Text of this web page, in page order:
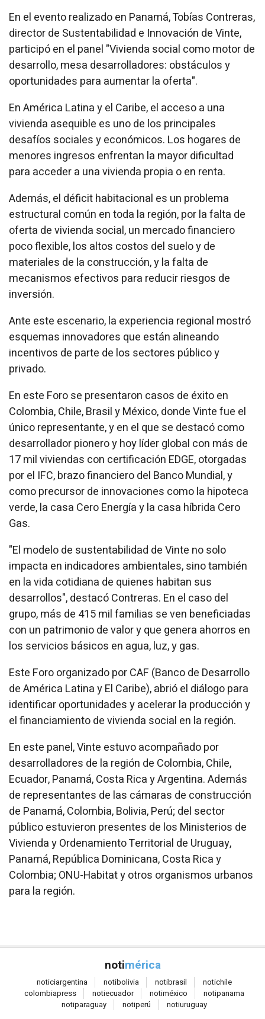
En el evento realizado en Panamá, Tobías Contreras,
director de Sustentabilidad e Innovación de Vinte,
participó en el panel "Vivienda social como motor de
desarrollo, mesa desarrolladores: obstáculos y
oportunidades para aumentar la oferta".
En América Latina y el Caribe, el acceso a una
vivienda asequible es uno de los principales
desafíos sociales y económicos. Los hogares de
menores ingresos enfrentan la mayor dificultad
para acceder a una vivienda propia o en renta.
Además, el déficit habitacional es un problema
estructural común en toda la región, por la falta de
oferta de vivienda social, un mercado financiero
poco flexible, los altos costos del suelo y de
materiales de la construcción, y la falta de
mecanismos efectivos para reducir riesgos de
inversión.
Ante este escenario, la experiencia regional mostró
esquemas innovadores que están alineando
incentivos de parte de los sectores público y
privado.
En este Foro se presentaron casos de éxito en
Colombia, Chile, Brasil y México, donde Vinte fue el
único representante, y en el que se destacó como
desarrollador pionero y hoy líder global con más de
17 mil viviendas con certificación EDGE, otorgadas
por el IFC, brazo financiero del Banco Mundial, y
como precursor de innovaciones como la hipoteca
verde, la casa Cero Energía y la casa híbrida Cero
Gas.
"El modelo de sustentabilidad de Vinte no solo
impacta en indicadores ambientales, sino también
en la vida cotidiana de quienes habitan sus
desarrollos", destacó Contreras. En el caso del
grupo, más de 415 mil familias se ven beneficiadas
con un patrimonio de valor y que genera ahorros en
los servicios básicos en agua, luz, y gas.
Este Foro organizado por CAF (Banco de Desarrollo
de América Latina y El Caribe), abrió el diálogo para
identificar oportunidades y acelerar la producción y
el financiamiento de vivienda social en la región.
En este panel, Vinte estuvo acompañado por
desarrolladores de la región de Colombia, Chile,
Ecuador, Panamá, Costa Rica y Argentina. Además
de representantes de las cámaras de construcción
de Panamá, Colombia, Bolivia, Perú; del sector
público estuvieron presentes de los Ministerios de
Vivienda y Ordenamiento Territorial de Uruguay,
Panamá, República Dominicana, Costa Rica y
Colombia; ONU-Habitat y otros organismos urbanos
para la región.
notimérica
noticiargentina notibolivia notibrasil notichile
colombiapress notiecuador notiméxico notipanama
notiparaguay notiperú notiuruguay